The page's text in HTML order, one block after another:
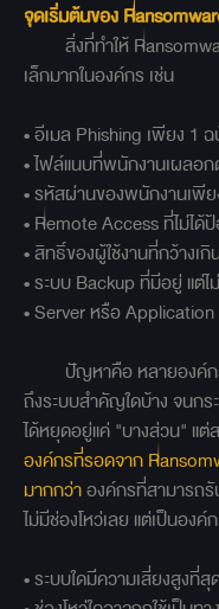
จุดเริ่มต้นของ
สิ่งที่ทำให้
เล็กมากในองค์กร เช่น
• อีเมล Phishing เพียง 1
• ไฟล์แนบที่พนักงานเผลอก
• รหัสผ่านของพนักงานเพี
• Remote Access ที่ไม่ได้
• สิทธิ์ของผู้ใช้งานที่กว้างเ
• ระบบ Backup ที่มีอยู่ แต่
• Server หรือ Application
ปัญหาคือ หลายองค์กรไ
ถึงระบบสำคัญใดบ้าง จนกร
ได้หยุดอยู่แค่ "บางส่วน" แ
องค์กรที่รอดจาก
มากกว่าองค์กรที่สามารถ
ไม่มีช่องโหว่เลย แต่เป็นอง
• ระบบใดมีความเสี่ยงสูงที่สุ